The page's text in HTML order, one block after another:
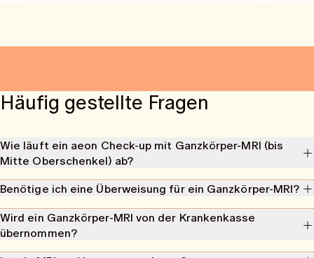
Häufig gestellte Fragen
Wie läuft ein aeon Check-up mit Ganzkörper-MRI (bis
Mitte Oberschenkel) ab?
EinMRI bei aeonverläuft strahlungsfrei, ohne Kontrastmittel und
dauert etwa
. Der Scan erfasst den gesamten Körper bis
zur Mitte des Oberschenkels, also Kopf, Gehirn, innere Organe,
Wirbelsäule und Gefäße.
Bei jedem unserer
enthalten, die wichtige Biomarker für Herz-Kreislauf-Gesundheit,
Benötige ich eine Überweisung für ein Ganzkörper-MRI?
Nein, für einGanzkörper-MRI bei aeonbenötigst du keine
Überweisung.
Die Kosten werden jedoch nicht von der
übernommen. EinigeZusatzversicherungenerstatten einen Teil der
Wird ein Ganzkörper-MRI von der Krankenkasse
übernommen?